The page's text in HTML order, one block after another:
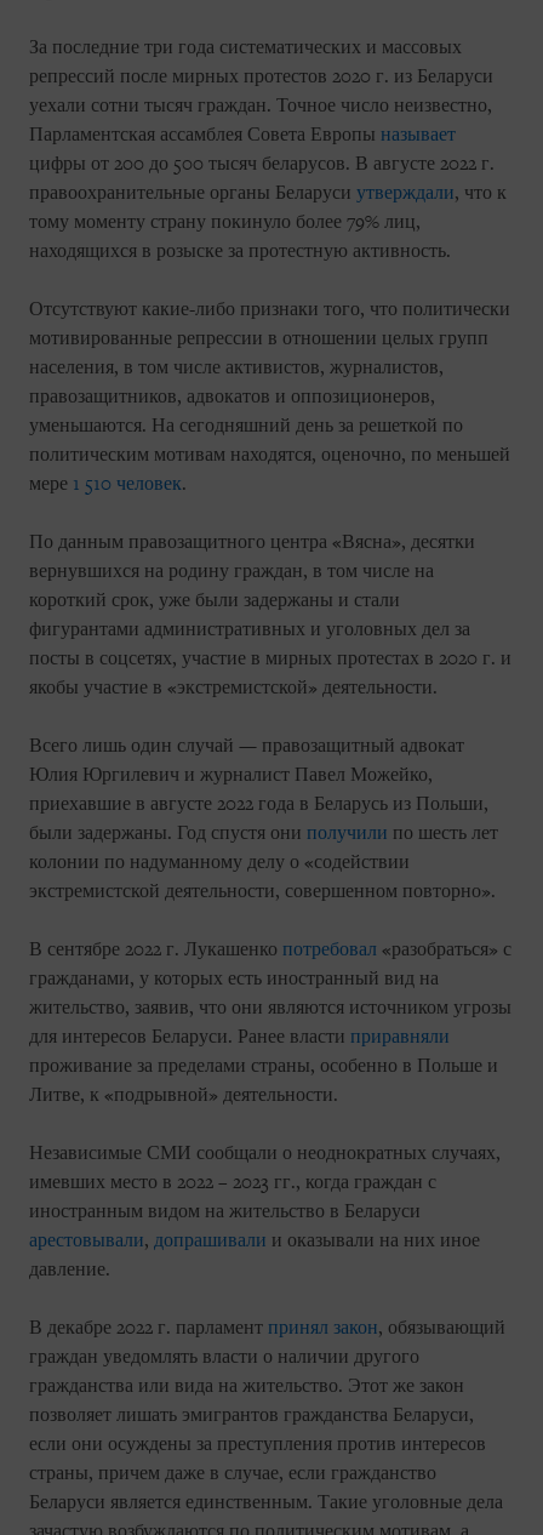
За последние три года систематических и массовых
репрессий после мирных протестов 2020 г. из Беларуси
уехали сотни тысяч граждан. Точное число неизвестно,
Парламентская ассамблея Совета Европы называет
цифры от 200 до 500 тысяч беларусов. В августе 2022 г.
правоохранительные органы Беларуси утверждали, что к
тому моменту страну покинуло более 79% лиц,
находящихся в розыске за протестную активность.
Отсутствуют какие-либо признаки того, что политически
мотивированные репрессии в отношении целых групп
населения, в том числе активистов, журналистов,
правозащитников, адвокатов и оппозиционеров,
уменьшаются. На сегодняшний день за решеткой по
политическим мотивам находятся, оценочно, по меньшей
мере 1 510 человек.
По данным правозащитного центра «Вясна», десятки
вернувшихся на родину граждан, в том числе на
короткий срок, уже были задержаны и стали
фигурантами административных и уголовных дел за
посты в соцсетях, участие в мирных протестах в 2020 г. и
якобы участие в «экстремистской» деятельности.
Всего лишь один случай — правозащитный адвокат
Юлия Юргилевич и журналист Павел Можейко,
приехавшие в августе 2022 года в Беларусь из Польши,
были задержаны. Год спустя они получили по шесть лет
колонии по надуманному делу о «содействии
экстремистской деятельности, совершенном повторно».
В сентябре 2022 г. Лукашенко потребовал «разобраться» с
гражданами, у которых есть иностранный вид на
жительство, заявив, что они являются источником угрозы
для интересов Беларуси. Ранее власти приравняли
проживание за пределами страны, особенно в Польше и
Литве, к «подрывной» деятельности.
Независимые СМИ сообщали о неоднократных случаях,
имевших место в 2022 – 2023 гг., когда граждан с
иностранным видом на жительство в Беларуси
арестовывали, допрашивали и оказывали на них иное
давление.
В декабре 2022 г. парламент принял закон, обязывающий
граждан уведомлять власти о наличии другого
гражданства или вида на жительство. Этот же закон
позволяет лишать эмигрантов гражданства Беларуси,
если они осуждены за преступления против интересов
страны, причем даже в случае, если гражданство
Беларуси является единственным. Такие уголовные дела